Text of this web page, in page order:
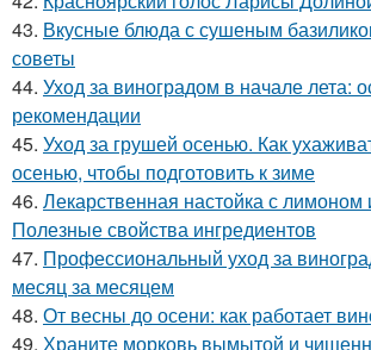
43. Вкусные блюда с сушеным
советы
44. Уход за виноградом в начале лета:
рекомендации
45. Уход за грушей осенью. Как
осенью, чтобы подготовить к зиме
46. Лекарственная настойка с лимоном
Полезные свойства ингредиентов
47. Профессиональный уход за
месяц за месяцем
48. От весны до осени: как работает
49. Храните морковь вымытой и